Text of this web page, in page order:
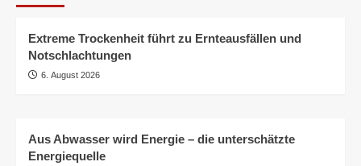
Extreme Trockenheit führt zu Ernteausfällen und
Notschlachtungen
6. August 2026
Aus Abwasser wird Energie – die unterschätzte
Energiequelle